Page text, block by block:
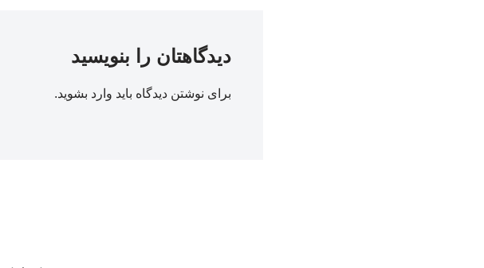
دیدگاهتان را بنویسید
برای نوشتن دیدگاه باید وارد بشوید.